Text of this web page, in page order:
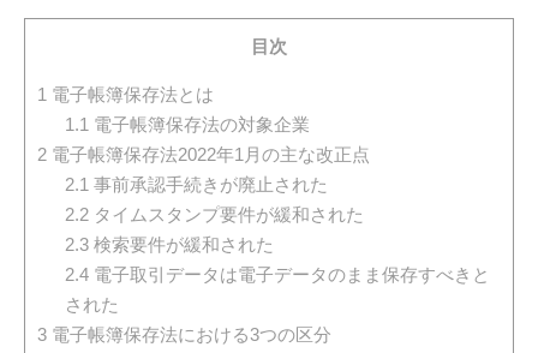
目次
1 電子帳簿保存法とは
1.1 電子帳簿保存法の対象企業
2 電子帳簿保存法2022年1月の主な改正点
2.1 事前承認手続きが廃止された
2.2タイムスタンプ要件が緩和された
2.3検索要件が緩和された
2.4電子取引データは電子データのまま保存すべきと
された
3 電子帳簿保存法における3つの区分